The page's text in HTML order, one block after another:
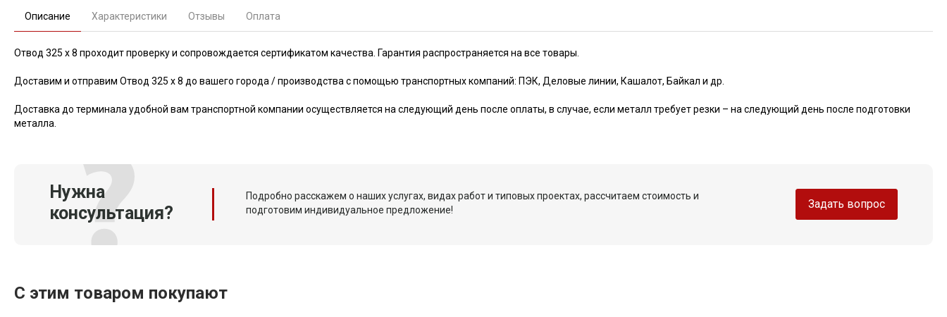
Описание Характеристики Отзывы Оплата
Отвод 325 х 8 проходит проверку и сопровождается сертификатом качества. Гарантия распространяется на все товары.
Доставим и отправим Отвод 325 х 8 до вашего города / производства с помощью транспортных компаний: ПЭК, Деловые линии, Кашалот, Байкал и др.
Доставка до терминала удобной вам транспортной компании осуществляется на следующий день после оплаты, в случае, если металл требует резки – на следующий день после подготовки
металла.
Нужна
консультация?
Подробно расскажем о наших услугах, видах работ и типовых проектах, рассчитаем стоимость и
подготовим индивидуальное предложение!
Задать вопрос
С этим товаром покупают